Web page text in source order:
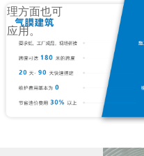
理方面也可
应用。